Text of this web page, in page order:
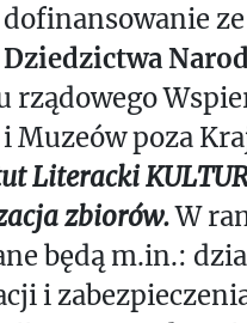
dofinansowanie
rządowego
Muzeów poza
Literacki
zbiorów.W
będą m.in.:
i